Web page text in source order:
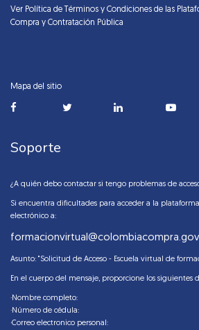
Ver Política de Términos y Condiciones de las
Compra y Contratación Pública
Mapa del sitio
Soporte
¿A quién debo contactar si tengo problemas de
Si encuentra dificultades para acceder a la
electrónico a:
Asunto: "Solicitud de Acceso - Escuela virtual de
En el cuerpo del mensaje, proporcione los siguientes
·Nombre completo:
·Número de cédula:
·Correo electronico personal: